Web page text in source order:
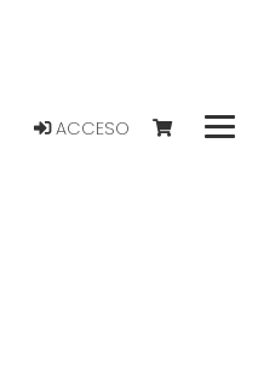
ACCESO